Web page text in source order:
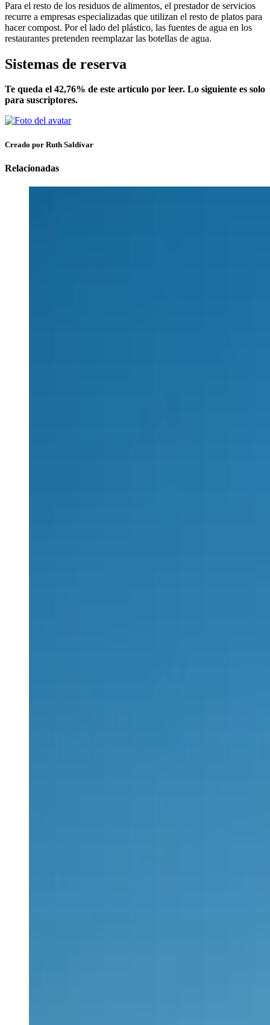
Para el resto de los residuos de alimentos, el prestador de servicios
recurre a empresas especializadas que utilizan el resto de platos para
hacer compost. Por el lado del plástico, las fuentes de agua en los
restaurantes pretenden reemplazar las botellas de agua.
Sistemas de reserva
Te queda el 42,76% de este artículo por leer. Lo siguiente es solo
para suscriptores.
Creado por Ruth Saldívar
Relacionadas